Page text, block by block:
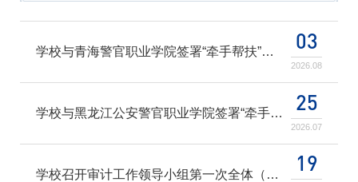
学校与青海警官职业学院签署“牵手帮扶”合作框架协议 03
2026.08
学校与黑龙江公安警官职业学院签署“牵手帮扶”合作协议 25
2026.07
学校召开审计工作领导小组第一次全体（扩大）会议 19